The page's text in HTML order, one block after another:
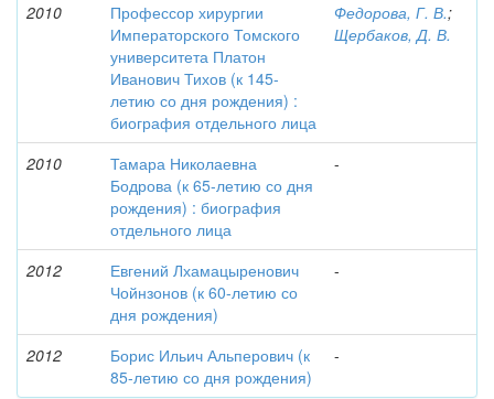
2010
Профессор хирургии
Императорского Томского
университета Платон
Иванович Тихов (к 145-
летию со дня рождения) :
биография отдельного лица
Федорова, Г. В.;
Щербаков, Д. В.
2010
Тамара Николаевна
Бодрова (к 65-летию со дня
рождения) : биография
отдельного лица
-
2012
Евгений Лхамацыренович
Чойнзонов (к 60-летию со
дня рождения)
-
2012
Борис Ильич Альперович (к
85-летию со дня рождения)
-